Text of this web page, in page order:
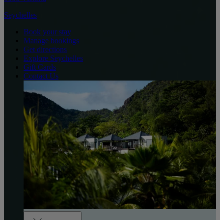
Seychelles
Book your stay
Manage bookings
Get directions
Explore Seychelles
Gift Cards
Contact Us